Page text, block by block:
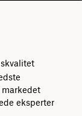
eksperter